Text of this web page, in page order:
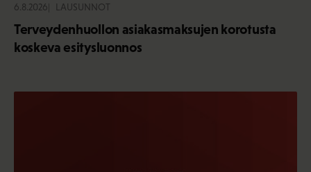
6.8.2026 LAUSUNNOT
Terveydenhuollon asiakasmaksujen korotusta
koskeva esitysluonnos